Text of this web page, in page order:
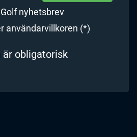
nyhetsbrev
användarvillkoren (*)
obligatorisk